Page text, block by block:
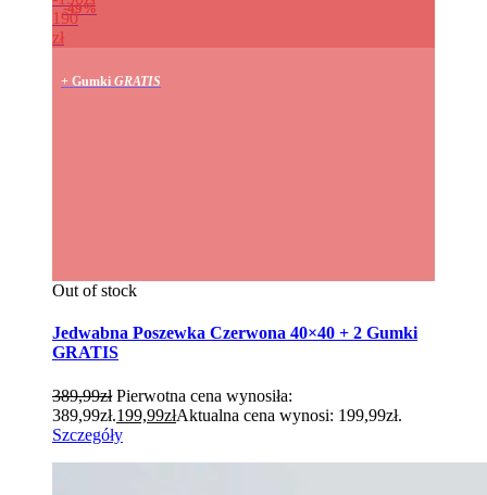
49%
190
zł
+ Gumki GRATIS
Out of stock
Jedwabna Poszewka Czerwona 40×40 + 2 Gumki
GRATIS
389,99zł Pierwotna cena wynosiła:
389,99zł.199,99złAktualna cena wynosi: 199,99zł.
Szczegóły